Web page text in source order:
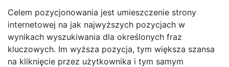
Celem pozycjonowania jest umieszczenie strony
internetowej na jak najwyższych pozycjach w
wynikach wyszukiwania dla określonych fraz
kluczowych. Im wyższa pozycja, tym większa szansa
na kliknięcie przez użytkownika i tym samym